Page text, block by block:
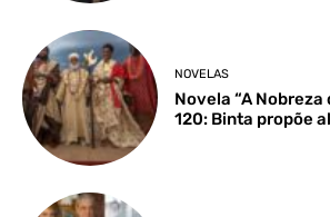
NOVELAS
Novela “A Nobreza
120: Binta propõe